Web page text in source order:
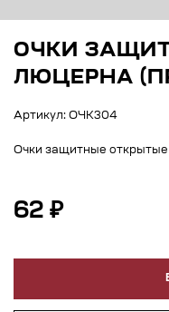
ОЧКИ
ЛЮЦЕРНА
Артикул: ОЧК304
Очки защитные
62 ₽